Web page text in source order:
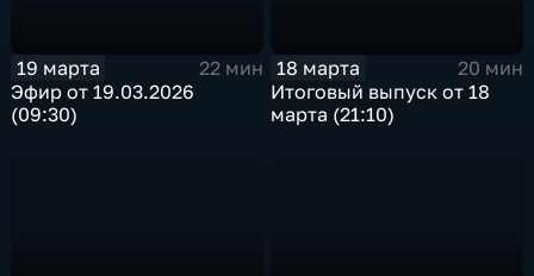
19 марта
22 мин
Эфир от 19.03.2026
(09:30)
18 марта
20 мин
Итоговый выпуск от 18
марта (21:10)